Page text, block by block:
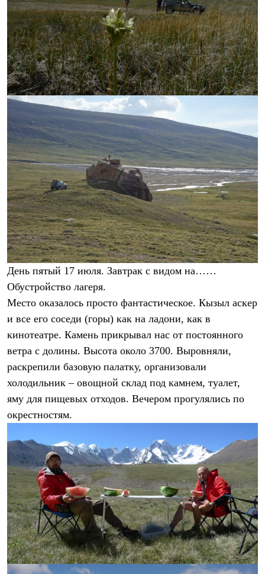
День пятый 17 июля. Завтрак с видом на……
Обустройство лагеря.
Место оказалось просто фантастическое. Кызыл аскер
и все его соседи (горы) как на ладони, как в
кинотеатре. Камень прикрывал нас от постоянного
ветра с долины. Высота около 3700. Выровняли,
раскрепили базовую палатку, организовали
холодильник – овощной склад под камнем, туалет,
яму для пищевых отходов. Вечером прогулялись по
окрестностям.